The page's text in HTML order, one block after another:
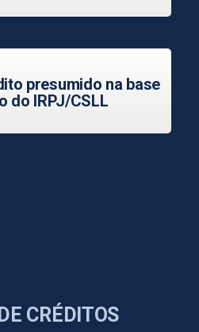
presumido na base
do IRPJ/CSLL
CRÉDITOS